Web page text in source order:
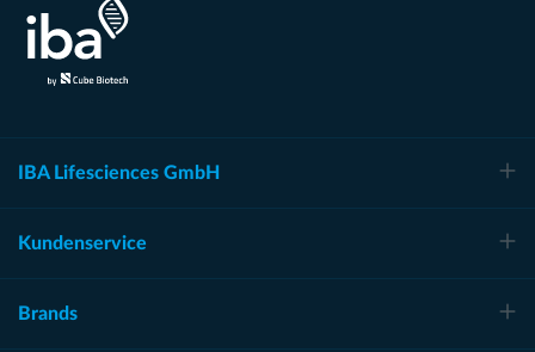
IBA Lifesciences GmbH
Kundenservice
Brands